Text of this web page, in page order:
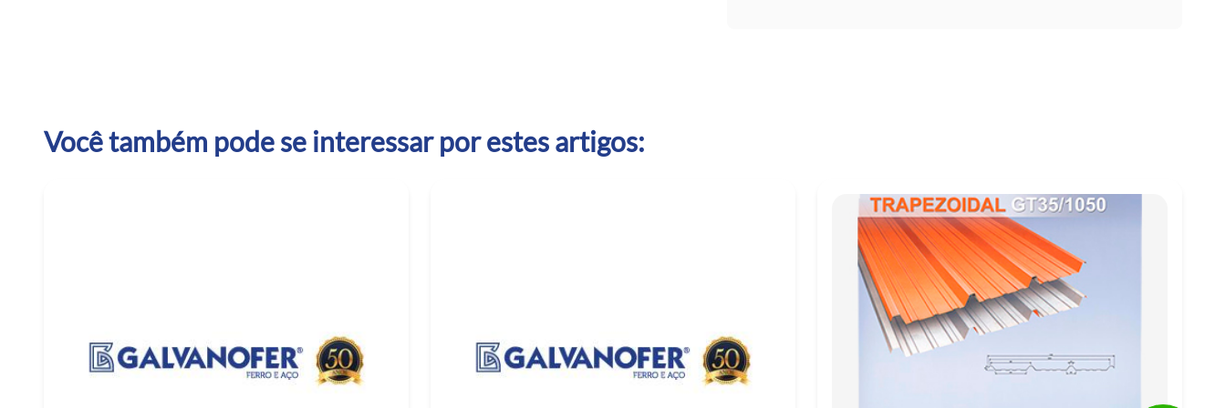
Você também pode se interessar por estes artigos: